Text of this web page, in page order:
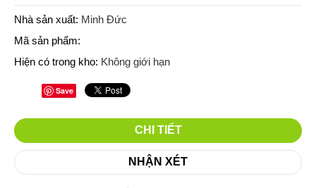
Nhà sản xuất: Minh Đức
Mã sản phẩm:
Hiện có trong kho: Không giới hạn
Save
CHI TIẾT
NHẬN XÉT